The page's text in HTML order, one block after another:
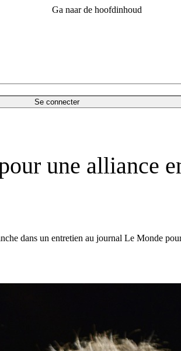
Ga naar de hoofdinhoud
Se connecter
une alliance
dans un entretien au journal Le Monde